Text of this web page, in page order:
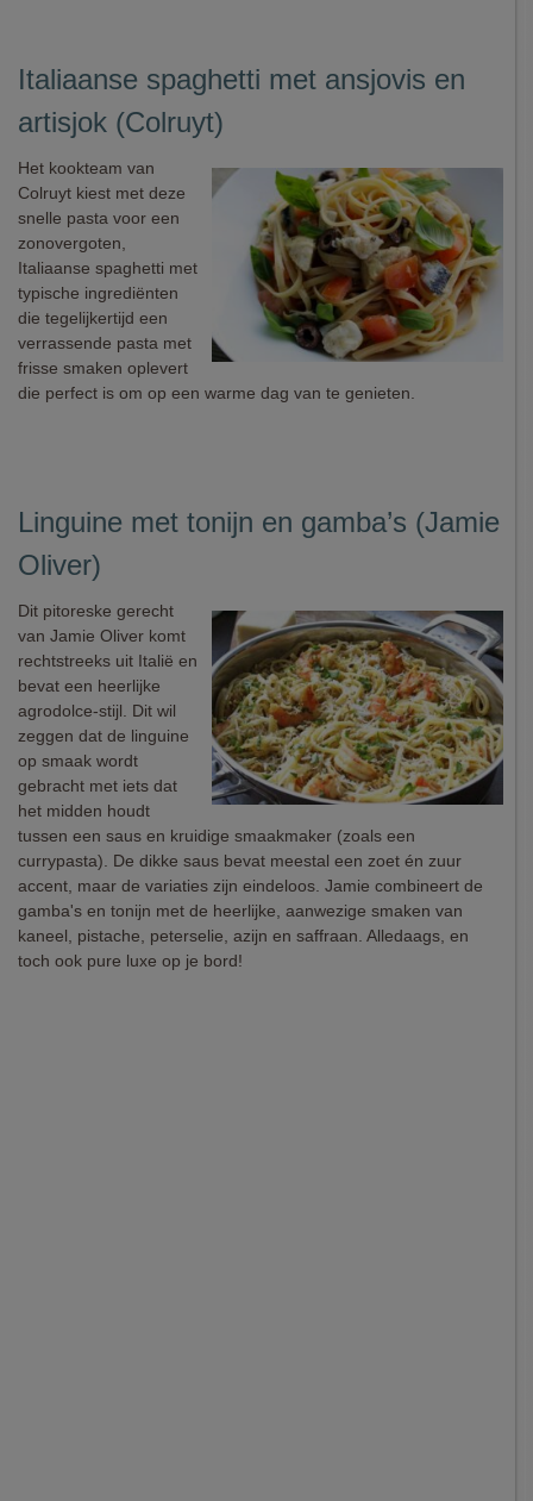
Italiaanse spaghetti met ansjovis en
artisjok (Colruyt)
Het kookteam van
Colruyt kiest met deze
snelle pasta voor een
zonovergoten,
Italiaanse spaghetti met
typische ingrediënten
die tegelijkertijd een
verrassende pasta met
frisse smaken oplevert
die perfect is om op een warme dag van te genieten.
Linguine met tonijn en gamba’s (Jamie
Oliver)
Dit pitoreske gerecht
van Jamie Oliver komt
rechtstreeks uit Italië en
bevat een heerlijke
agrodolce-stijl. Dit wil
zeggen dat de linguine
op smaak wordt
gebracht met iets dat
het midden houdt
tussen een saus en kruidige smaakmaker (zoals een
currypasta). De dikke saus bevat meestal een zoet én zuur
accent, maar de variaties zijn eindeloos. Jamie combineert de
gamba's en tonijn met de heerlijke, aanwezige smaken van
kaneel, pistache, peterselie, azijn en saffraan. Alledaags, en
toch ook pure luxe op je bord!